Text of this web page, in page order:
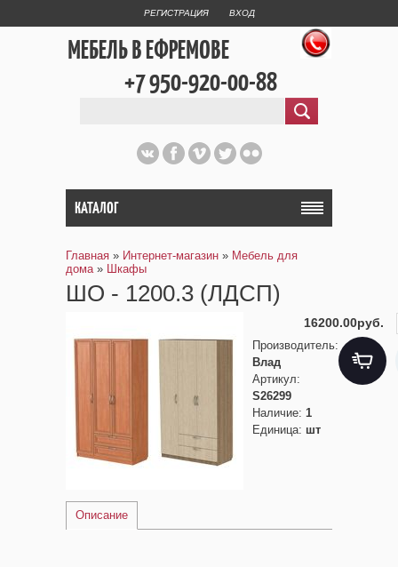
РЕГИСТРАЦИЯ ВХОД
МЕБЕЛЬ В ЕФРЕМОВЕ
+7 950-920-00-88
КАТАЛОГ
Главная » Интернет-магазин » Мебель для
дома » Шкафы
ШО - 1200.3 (ЛДСП)
16200.00руб.
Производитель:
Влад
Артикул:
S26299
Наличие: 1
Единица: шт
Описание